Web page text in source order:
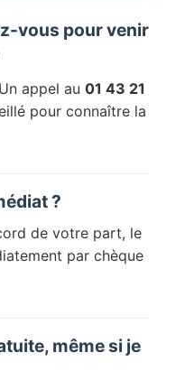
vous pour venir
appel au 01 43 21
pour connaître la
?
de votre part, le
par chèque
même si je